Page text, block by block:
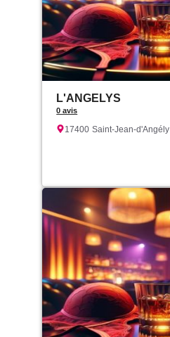
L'ANGELYS
0 avis
17400 Saint-Jean-d'Angély